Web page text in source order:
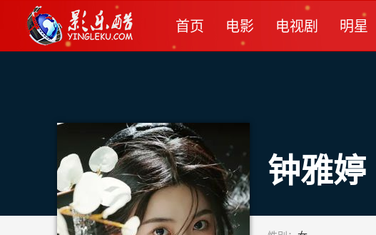
首页 电影 电视剧 明星
钟雅婷